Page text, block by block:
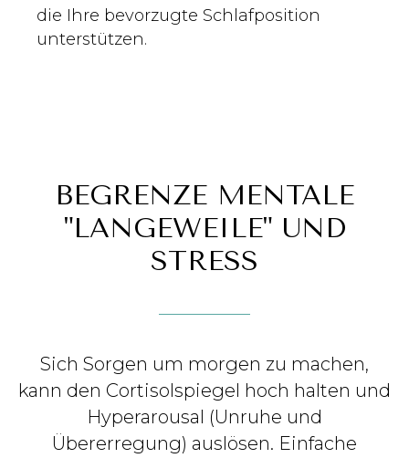
die Ihre bevorzugte Schlafposition
unterstützen.
BEGRENZE MENTALE
"LANGEWEILE" UND
STRESS
Sich Sorgen um morgen zu machen,
kann den Cortisolspiegel hoch halten und
Hyperarousal (Unruhe und
Übererregung) auslösen. Einfache